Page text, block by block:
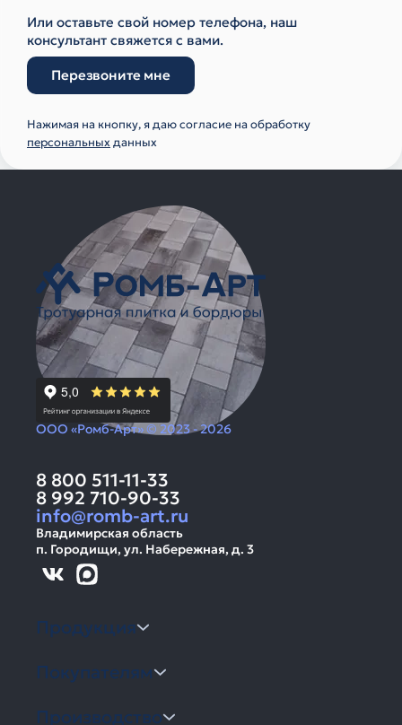
Или оставьте свой номер телефона, наш
консультант свяжется с вами.
Перезвоните мне
Нажимая на кнопку, я даю согласие на обработку
персональныхданных
ООО «Ромб-Арт» © 2023 - 2026
8 800 511-11-33
8 992 710-90-33
info@romb-art.ru
Владимирская область
п. Городищи, ул. Набережная, д. 3
Продукция
Покупателям
Производство